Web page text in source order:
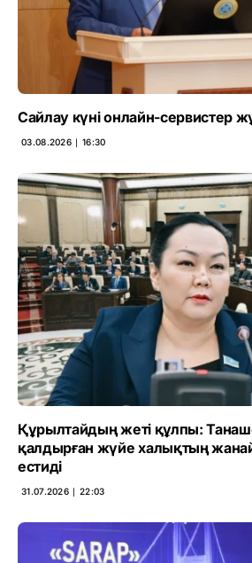
Сайлау күні онлайн-сервистер
03.08.2026 ∣ 16:30
Құрылтайдың жеті құлпы:
қалдырған жүйе халықтың
естиді
31.07.2026 ∣ 22:03